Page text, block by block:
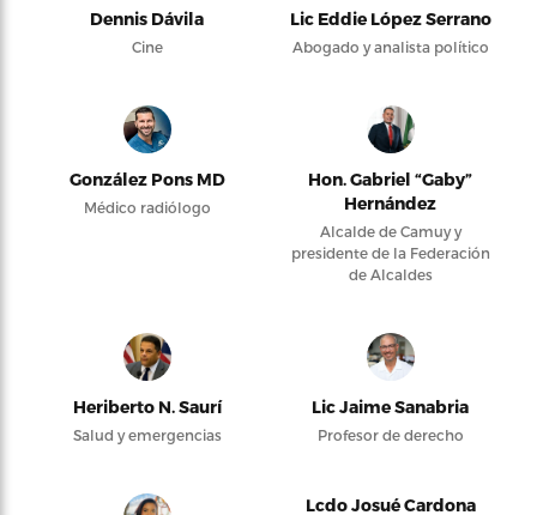
Dennis Dávila
Cine
Lic Eddie López Serrano
Abogado y analista político
González Pons MD
Médico radiólogo
Hon. Gabriel “Gaby”
Hernández
Alcalde de Camuy y
presidente de la Federación
de Alcaldes
Heriberto N. Saurí
Salud y emergencias
Lic Jaime Sanabria
Profesor de derecho
Lcdo Josué Cardona